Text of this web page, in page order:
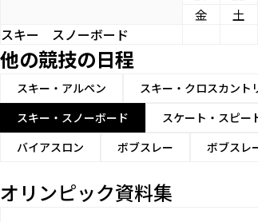
金
土
スキー スノーボード
他の競技の日程
スキー・アルペン スキー・クロスカント
スキー・スノーボード
スケート・スピー
バイアスロン
ボブスレー ボブスレ
オリンピック資料集